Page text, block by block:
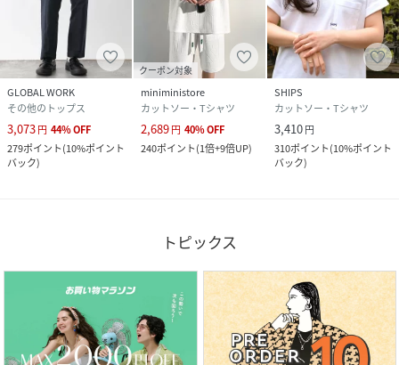
GLOBAL WORK
その他のトップス
3,073円 44%OFF
279ポイント(10%ポイント
バック)
クーポン対象
miniministore
カットソー・Tシャツ
2,689円 40%OFF
240ポイント(1倍+9倍UP)
SHIPS
カットソー・Tシャツ
3,410円
310ポイント(10%ポイント
バック)
トピックス